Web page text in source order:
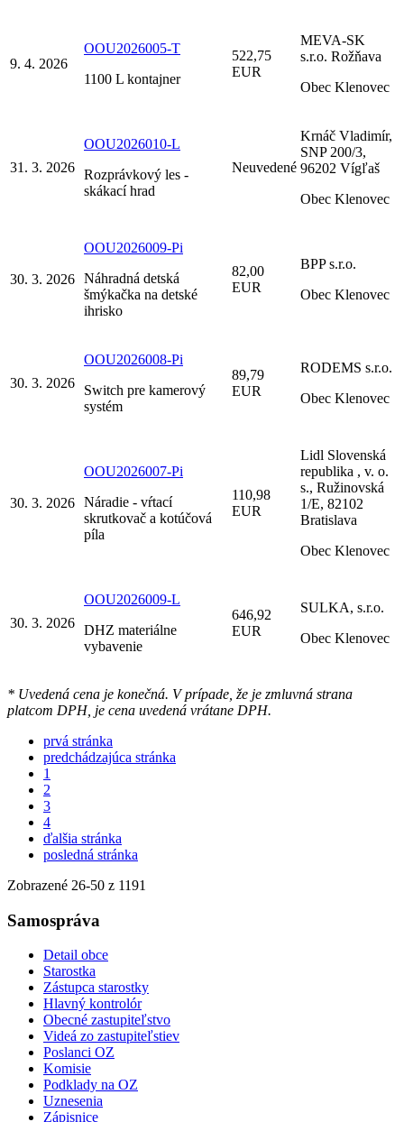
9. 4. 2026
OOU2026005-T
1100 L kontajner
522,75
EUR
MEVA-SK
s.r.o. Rožňava
Obec Klenovec
31. 3. 2026
OOU2026010-L
Rozprávkový les -
skákací hrad
Neuvedené
Krnáč Vladimír,
SNP 200/3,
96202 Vígľaš
Obec Klenovec
30. 3. 2026
OOU2026009-Pi
Náhradná detská
šmýkačka na detské
ihrisko
82,00
EUR
BPP s.r.o.
Obec Klenovec
30. 3. 2026
OOU2026008-Pi
Switch pre kamerový
systém
89,79
EUR
RODEMS s.r.o.
Obec Klenovec
30. 3. 2026
OOU2026007-Pi
Náradie - vŕtací
skrutkovač a kotúčová
píla
110,98
EUR
Lidl Slovenská
republika , v. o.
s., Ružinovská
1/E, 82102
Bratislava
Obec Klenovec
30. 3. 2026
OOU2026009-L
DHZ materiálne
vybavenie
646,92
EUR
SULKA, s.r.o.
Obec Klenovec
* Uvedená cena je konečná. V prípade, že je zmluvná strana
platcom DPH, je cena uvedená vrátane DPH.
prvá stránka
predchádzajúca stránka
1
2
3
4
ďalšia stránka
posledná stránka
Zobrazené 26-50 z 1191
Samospráva
Detail obce
Starostka
Zástupca starostky
Hlavný kontrolór
Obecné zastupiteľstvo
Videá zo zastupiteľstiev
Poslanci OZ
Komisie
Podklady na OZ
Uznesenia
Zápisnice